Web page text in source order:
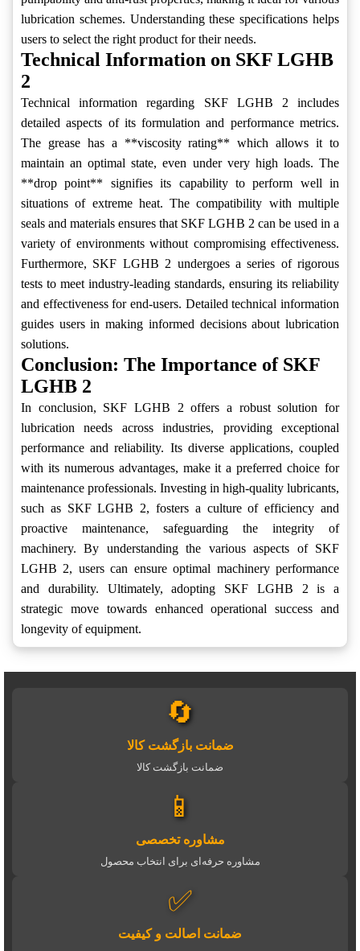
lubrication schemes. Understanding these specifications helps
users to select the right product for their needs.
Technical Information on SKF LGHB
2
Technical information regarding SKF LGHB 2 includes
detailed aspects of its formulation and performance metrics.
The grease has a **viscosity rating** which allows it to
maintain an optimal state, even under very high loads. The
**drop point** signifies its capability to perform well in
situations of extreme heat. The compatibility with multiple
seals and materials ensures that SKF LGHB 2 can be used in a
variety of environments without compromising effectiveness.
Furthermore, SKF LGHB 2 undergoes a series of rigorous
tests to meet industry-leading standards, ensuring its reliability
and effectiveness for end-users. Detailed technical information
guides users in making informed decisions about lubrication
solutions.
Conclusion: The Importance of SKF
LGHB 2
In conclusion, SKF LGHB 2 offers a robust solution for
lubrication needs across industries, providing exceptional
performance and reliability. Its diverse applications, coupled
with its numerous advantages, make it a preferred choice for
maintenance professionals. Investing in high-quality lubricants,
such as SKF LGHB 2, fosters a culture of efficiency and
proactive maintenance, safeguarding the integrity of
machinery. By understanding the various aspects of SKF
LGHB 2, users can ensure optimal machinery performance
and durability. Ultimately, adopting SKF LGHB 2 is a
strategic move towards enhanced operational success and
longevity of equipment.
🔄
ضمانت بازگشت کالا
ضمانت بازگشت کالا
📱
مشاوره تخصصی
مشاوره حرفه‌ای برای انتخاب محصول
✅
ضمانت اصالت و کیفیت